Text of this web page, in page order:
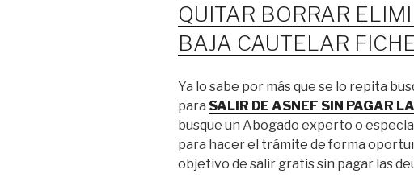
QUITAR BORRAR
BAJA CAUTELAR
Ya lo sabe por más que se lo repita
para SALIR DE ASNEF SIN PAGAR
busque un Abogado experto o
para hacer el trámite de forma
objetivo de salir gratis sin pagar las